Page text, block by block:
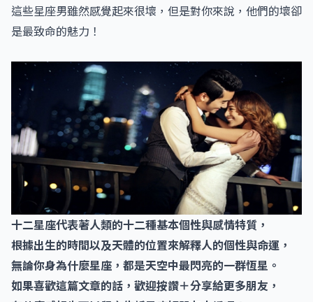
這些星座男雖然感覺起來很壞，但是對你來說，他們的壞卻
是最致命的魅力！
十二星座代表著人類的十二種基本個性與感情特質，
根據出生的時間以及天體的位置來解釋人的個性與命運，
無論你身為什麼星座，都是天空中最閃亮的一群恆星。
如果喜歡這篇文章的話，歡迎按讚＋分享給更多朋友，